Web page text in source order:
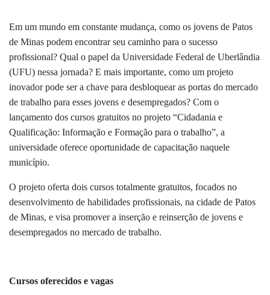
Em um mundo em constante mudança, como os jovens de Patos
de Minas podem encontrar seu caminho para o sucesso
profissional? Qual o papel da Universidade Federal de Uberlândia
(UFU) nessa jornada? E mais importante, como um projeto
inovador pode ser a chave para desbloquear as portas do mercado
de trabalho para esses jovens e desempregados? Com o
lançamento dos cursos gratuitos no projeto “Cidadania e
Qualificação: Informação e Formação para o trabalho”, a
universidade oferece oportunidade de capacitação naquele
município.
O projeto oferta dois cursos totalmente gratuitos, focados no
desenvolvimento de habilidades profissionais, na cidade de Patos
de Minas, e visa promover a inserção e reinserção de jovens e
desempregados no mercado de trabalho.
Cursos oferecidos e vagas